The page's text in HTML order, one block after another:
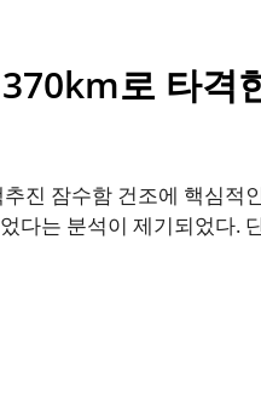
로 타격
진 잠수함 건조에 핵심적
다는 분석이 제기되었다.